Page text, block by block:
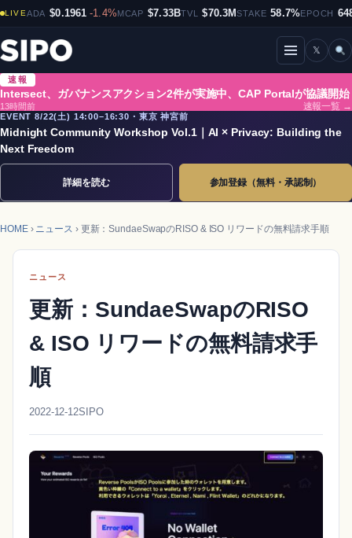
LIVEADA $0.1961 -1.4%MCAP $7.33BTVL $70.3MSTAKE 58.7%EPOCH
メニューを開閉
𝕏
速報
Intersect、ガバナンスアクション2件が実施中、CAP Portalが協議開始
13時間前
速報一覧 →
EVENT 8/22(土) 14:00–16:30・東京 神宮前
Midnight Community Workshop Vol.1｜AI × Privacy: Building the
Next Freedom
詳細を読む 参加登録（無料・承認制）
HOME› ニュース › 更新：SundaeSwapのRISO & ISO リワードの無料請求手順
ニュース
更新：SundaeSwapのRISO
& ISO リワードの無料請求手
順
2022-12-12SIPO